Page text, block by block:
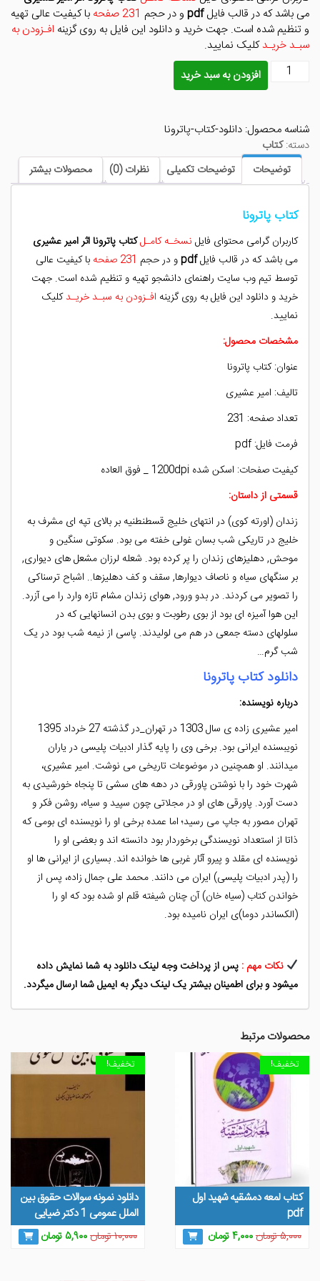
بود. است.
می باشد که در قالب فایلpdf و در حجم 231 صفحه
با کیفیت عالی تهیه
و تنظیم شده است. جهت خرید و دانلود این فایل به روی گزینه افـزودن به
سبـد خریـدکلیک نمایید.
دانلود
افزودن به سبد خرید
شناسه محصول: دانلود-کتاب-پاترونا
دسته:کتاب
توضیحات توضیحات تکمیلی نظرات (0) محصولات بیشتر
کتاب پاترونا
کاربران گرامی محتوای فایل نسخـه کامـلکتاب پاترونا اثر امیر عشیری
می باشد که در قالب فایلpdfو در حجم 231 صفحه
با کیفیت عالی
توسط تیم وب سایت راهنمای دانشجو تهیه و تنظیم شده است. جهت
خرید و دانلود این فایل به روی گزینه افـزودن به سبـد خریـدکلیک
نمایید.
مشخصات محصول:
عنوان: کتاب پاترونا
تالیف: امیر عشیری
تعداد صفحه: 231
فرمت فایل: pdf
کیفیت صفحات: اسکن شده 1200dpi _ فوق العاده
قسمتی از داستان:
زندان (اورته کوی) در انتهای خلیج قسطنطنیه بر بالای تپه ای مشرف به
خلیج در تاریکی شب بسان غولی خفته می بود. سکوتی سنگین و
موحش, دهلیزهای زندان را پر کرده بود. شعله لرزان مشعل های دیواری,
بر سنگهای سیاه و ناصاف دیوارها, سقف و کف دهلیزها.. اشباح ترسناکی
را تصویر می کردند. در بدو ورود, هوای زندان مشام تازه وارد را می آزرد.
این هوا آمیزه ای بود از بوی رطوبت و بوی بدن انسانهایی که در
سلولهای دسته جمعی در هم می لولیدند. پاسی از نیمه شب بود در یک
شب گرم…
دانلود کتاب پاترونا
درباره نویسنده:
امیر عشیری زاده ی سال 1303 در تهران_در گذشته 27 خرداد 1395
نویبسنده ایرانی بود. برخی وی را پایه گذار ادبیات پلیسی در یاران
میدانند. او همچنین در موضوعات تاریخی می نوشت. امیر عشیری،
شهرت خود را با نوشتن پاورقی در دهه های سشی تا پنجاه خورشیدی به
دست آورد. پاورقی های او در مجلاتی چون سپید و سیاه، روشن فکر و
تهران مصور به جاپ می رسید؛ اما عمده برخی او را نویسنده ای بومی که
ذاتا از استعداد نویسندگی برخوردار بود دانسته اند و بعضی او را
نویسنده ای مقلد و پیرو آثار غربی ها خوانده اند. بسیاری از ایرانی ها او
را (پدر ادبیات پلیسی) ایران می دانند. محمد علی جمال زاده، پس از
خواندن کتاب (سیاه خان) آن چنان شیفته قلم او شده بود که او را
(الکساندر دوما)ی ایران نامیده بود.
نکات مهم : پس از پرداخت وجه لینک دانلود به شما نمایش داده
میشود و برای اطمینان بیشتر یک لینک دیگر به ایمیل شما ارسال میگردد.
محصولات مرتبط
تخفیف!
کتاب لمعه دمشقیه شهید اول
pdf
۵,۰۰۰تومانقیمت
۴,۰۰۰تومان قیمت
تخفیف!
دانلود نمونه سوالات حقوق بین
الملل عمومی 1 دکتر ضیایی
۱۰,۰۰۰تومانقیمت
۵,۹۰۰ تومانقیمت